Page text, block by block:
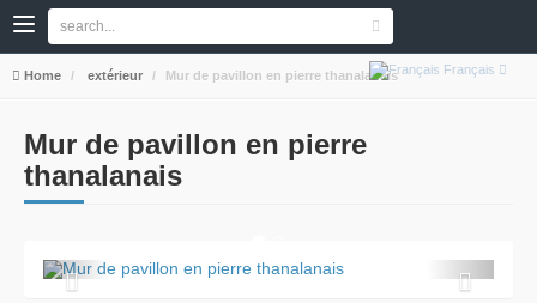
Français
Home extérieur Mur de pavillon en pierre thanalanais
Mur de pavillon en pierre
thanalanais